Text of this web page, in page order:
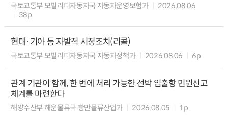
국토교통부 모빌리티자동차국 자동차운영보험과
2026.08.06
38p
현대·기아 등 자발적 시정조치(리콜)
국토교통부 모빌리티자동차국 자동차정책과 2026.08.06 6p
관계 기관이 함께, 한 번에 처리 가능한 선박 입출항 민원신고
체계를 마련한다
해양수산부 해운물류국 항만물류산업과 2026.08.05 1p